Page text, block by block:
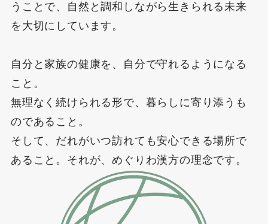
うことで、
自然と調和しながら生きられる未来
を大切にしています。
自分と家族の健康を、自分で守れるようになる
こと。
無理なく続けられる形で、暮らしに寄り添うも
のであること。
そして、だれがいつ訪れても安心できる場所で
あること。それが、めぐりわ漢方の理念です。